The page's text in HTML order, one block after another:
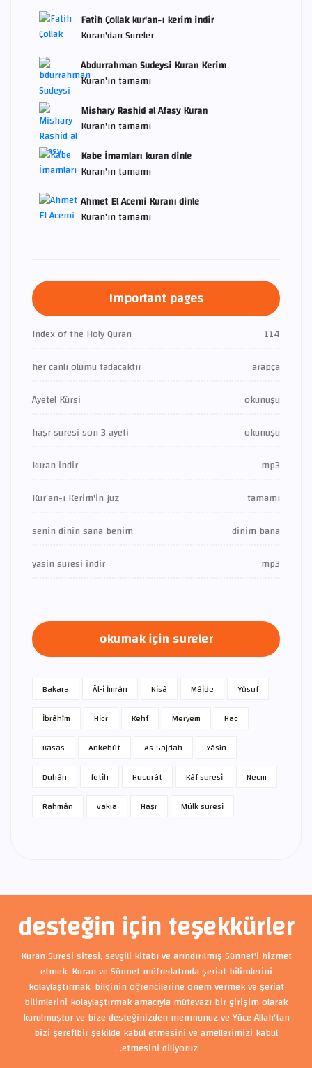
Fatih Çollak kur'an-ı kerim indir
Kuran'dan Sureler
Abdurrahman Sudeysi Kuran Kerim
Kuran'ın tamamı
Mishary Rashid al Afasy Kuran
Kuran'ın tamamı
Kabe İmamları kuran dinle
Kuran'ın tamamı
Ahmet El Acemi Kuranı dinle
Kuran'ın tamamı
Important pages
Index of the Holy Quran
114
her canlı ölümü tadacaktır
arapça
Ayetel Kürsi
okunuşu
haşr suresi son 3 ayeti
okunuşu
kuran indir
mp3
Kur'an-ı Kerim'in juz
tamamı
senin dinin sana benim
dinim bana
yasin suresi indir
mp3
okumak için sureler
Bakara Âl-i İmrân Nisâ Mâide
Yûsuf
İbrâhîm
Hicr Kehf Meryem
Hac
Kasas
Ankebût As-Sajdah
Yâsîn
Duhân
fetih Hucurât Kâf suresi
Necm
Rahmân
vakıa Haşr Mülk suresi
desteğin için teşekkürler
Kuran Suresi sitesi, sevgili kitabı ve arındırılmış Sünnet'i hizmet
etmek, Kuran ve Sünnet müfredatında şeriat bilimlerini
kolaylaştırmak, bilginin öğrencilerine önem vermek ve şeriat
bilimlerini kolaylaştırmak amacıyla mütevazı bir girişim olarak
kurulmuştur ve bize desteğinizden memnunuz ve Yüce Allah'tan
bizi şerefli bir şekilde kabul etmesini ve amellerimizi kabul
etmesini diliyoruz. .